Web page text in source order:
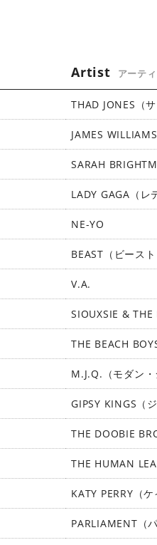
Artist アーテ
THAD JONES（
JAMES
SARAH
LADY GAGA（レ
NE-YO
BEAST（ビースト
V.A.
SIOUXSIE & THE
THE BEACH
M.J.Q.（モダン・
GIPSY KINGS（
THE DOOBIE
THE HUMAN
KATY PERRY（
PARLIAMENT（